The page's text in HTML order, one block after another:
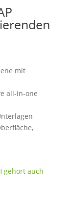
mit
all-in-one